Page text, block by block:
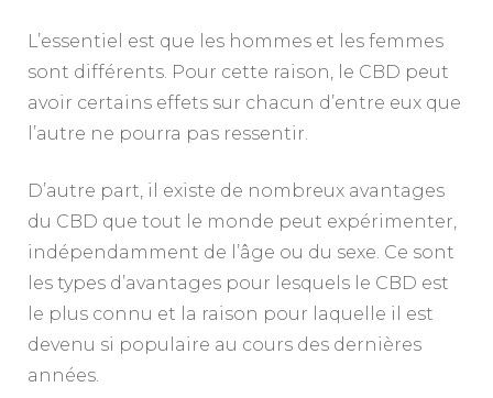
L’essentiel est que les hommes et les femmes
sont différents. Pour cette raison, le CBD peut
avoir certains effets sur chacun d’entre eux que
l’autre ne pourra pas ressentir.
D’autre part, il existe de nombreux avantages
du CBD que tout le monde peut expérimenter,
indépendamment de l’âge ou du sexe. Ce sont
les types d’avantages pour lesquels le CBD est
le plus connu et la raison pour laquelle il est
devenu si populaire au cours des dernières
années.